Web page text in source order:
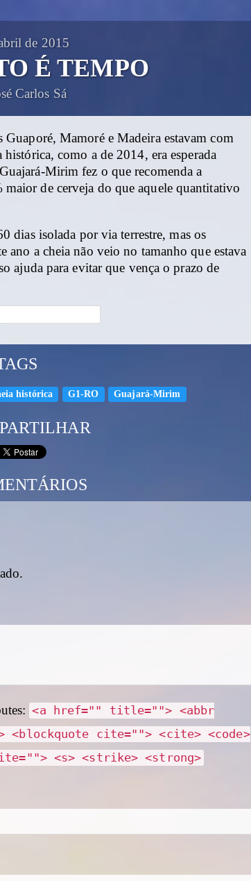
de 2015
É TEMPO
Carlos Sá
Mamoré e Madeira estavam com
histórica, como a de 2014, era esperada
Mirim fez o que recomenda a
de cerveja do que aquele quantitativo
dias isolada por via terrestre, mas os
ano a cheia não veio no tamanho que estava
ajuda para evitar que vença o prazo de
histórica G1-RO Guajará-Mirim
<a href="" title=""> <abbr
cite=""> <cite> <code>
<s> <strike> <strong>